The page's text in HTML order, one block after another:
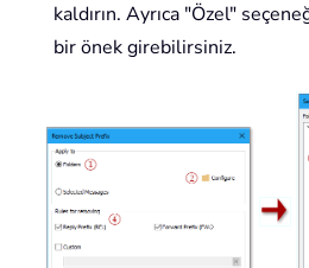
kaldırın. Ayrıca "Özel"
bir önek girebilirsiniz.